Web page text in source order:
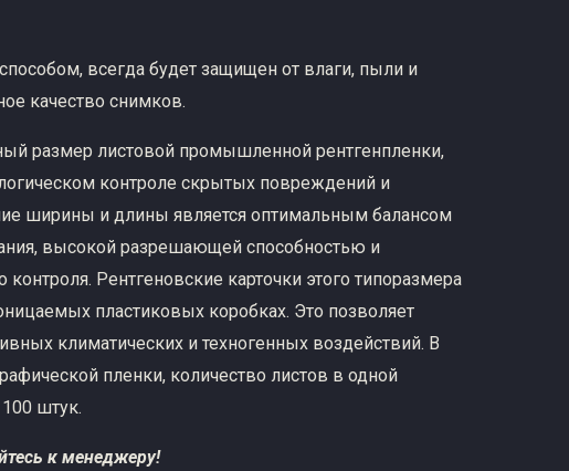
всегда будет защищен от влаги, пыли и
качество снимков.
размер листовой промышленной рентгенпленки,
контроле скрытых повреждений и
ширины и длины является оптимальным балансом
высокой разрешающей способностью и
Рентгеновские карточки этого типоразмера
пластиковых коробках. Это позволяет
климатических и техногенных воздействий. В
пленки, количество листов в одной
штук.
к менеджеру!